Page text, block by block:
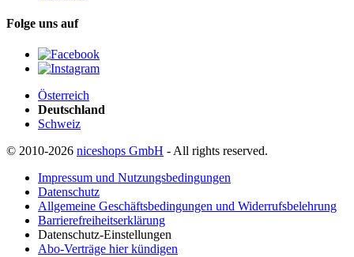
Folge uns auf
Österreich
Deutschland
Schweiz
© 2010-2026 niceshops GmbH - All rights reserved.
Impressum und Nutzungsbedingungen
Datenschutz
Allgemeine Geschäftsbedingungen und Widerrufsbelehrung
Barrierefreiheitserklärung
Datenschutz-Einstellungen
Abo-Verträge hier kündigen